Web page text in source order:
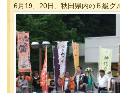
6月19、20日、秋田県内のＢ級グ